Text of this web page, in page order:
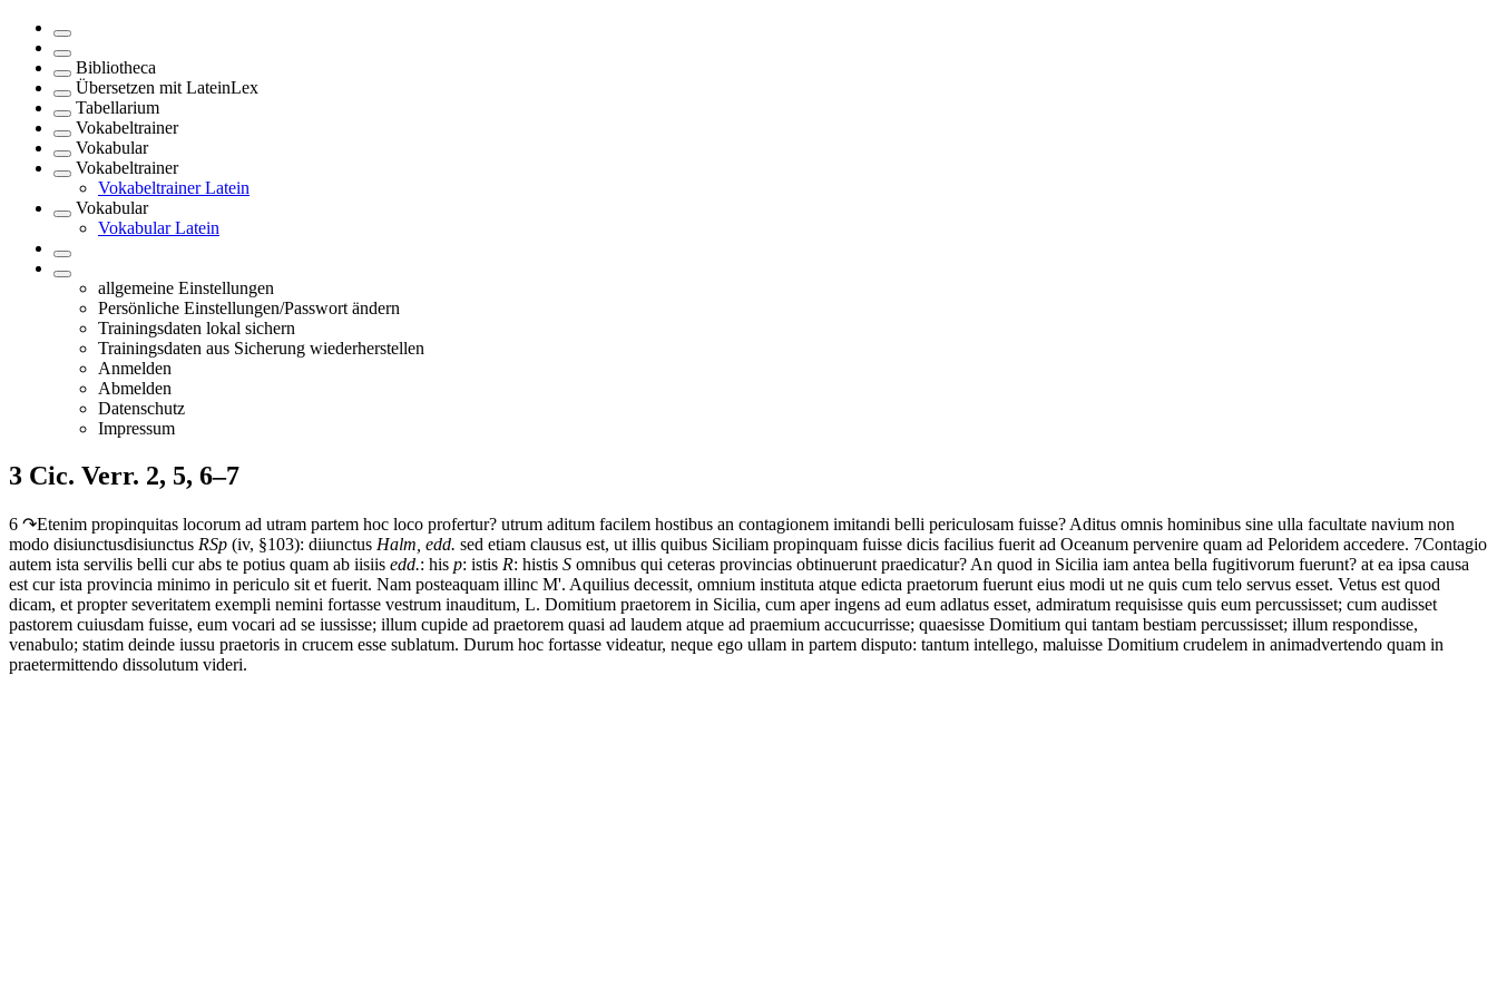
Bibliotheca
Übersetzen mit LateinLex
Tabellarium
Vokabeltrainer
Vokabular
Vokabeltrainer
Vokabeltrainer Latein
Vokabular
Vokabular Latein
allgemeine Einstellungen
Persönliche Einstellungen/Passwort ändern
Trainingsdaten lokal sichern
Trainingsdaten aus Sicherung wiederherstellen
Anmelden
Abmelden
Datenschutz
Impressum
3 Cic. Verr. 2, 5, 6–7
6 ↷Etenim propinquitas locorum ad utram partem hoc loco profertur? utrum aditum facilem hostibus an contagionem imitandi belli periculosam fuisse? Aditus omnis hominibus sine ulla facultate navium non
modo disiunctusdisiunctus RSp (iv, §103): diiunctus Halm, edd. sed etiam clausus est, ut illis quibus Siciliam propinquam fuisse dicis facilius fuerit ad Oceanum pervenire quam ad Peloridem accedere. 7Contagio
autem ista servilis belli cur abs te potius quam ab iisiis edd.: his p: istis R: histis S omnibus qui ceteras provincias obtinuerunt praedicatur? An quod in Sicilia iam antea bella fugitivorum fuerunt? at ea ipsa causa
est cur ista provincia minimo in periculo sit et fuerit. Nam posteaquam illinc M'. Aquilius decessit, omnium instituta atque edicta praetorum fuerunt eius modi ut ne quis cum telo servus esset. Vetus est quod
dicam, et propter severitatem exempli nemini fortasse vestrum inauditum, L. Domitium praetorem in Sicilia, cum aper ingens ad eum adlatus esset, admiratum requisisse quis eum percussisset; cum audisset
pastorem cuiusdam fuisse, eum vocari ad se iussisse; illum cupide ad praetorem quasi ad laudem atque ad praemium accucurrisse; quaesisse Domitium qui tantam bestiam percussisset; illum respondisse,
venabulo; statim deinde iussu praetoris in crucem esse sublatum. Durum hoc fortasse videatur, neque ego ullam in partem disputo: tantum intellego, maluisse Domitium crudelem in animadvertendo quam in
praetermittendo dissolutum videri.